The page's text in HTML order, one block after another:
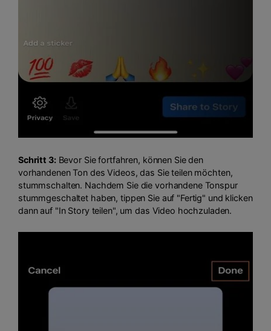
Schritt 3:Bevor Sie fortfahren, können Sie den
vorhandenen Ton des Videos, das Sie teilen möchten,
stummschalten. Nachdem Sie die vorhandene Tonspur
stummgeschaltet haben, tippen Sie auf "Fertig" und klicken
dann auf "In Story teilen", um das Video hochzuladen.